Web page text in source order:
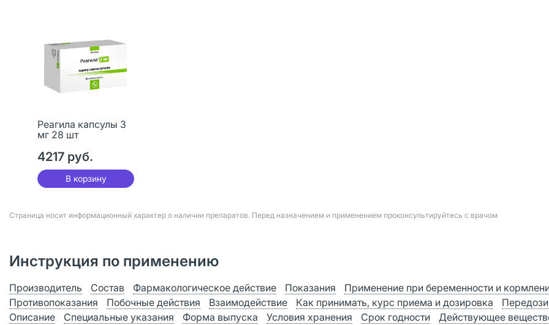
Реагила капсулы 3
мг 28 шт
4217 руб.
В корзину
Страница носит информационный характер о наличии препаратов. Перед назначением и применением проконсультируйтесь с врачом
Инструкция по применению
Производитель Состав Фармакологическое действие Показания
Применение при беременности и
Противопоказания
Побочные действия Взаимодействие Как принимать, курс приема и дозировка
Описание
Специальные указания Форма выпуска Условия хранения Срок годности Действующее